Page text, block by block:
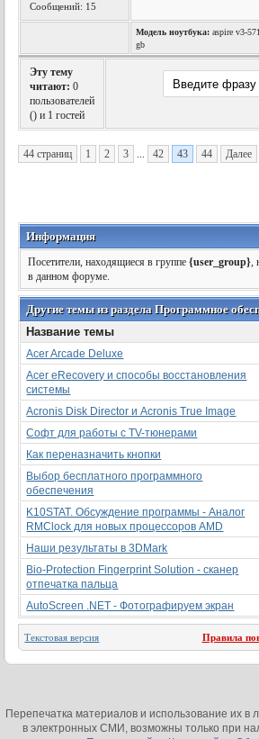
Сообщений: 15
Модель ноутбука: aspire v3-
gb
Эту тему
читают: 0
пользователей
() и 1 гостей
44 страниц 1 2 3 ... 42 43 44 Далее
Информация
Посетители, находящиеся в группе{user_group},
в данном форуме.
Другие темы из раздела Программное
Название темы
Acer Arcade Deluxe
Acer eRecovery и способы восстановления
системы
Acronis Disk Director и Acronis True Image
Софт для работы с TV-тюнерами
Как переназначить кнопки
Выбор бесплатного программного
обеспечения
K10STAT. Обсуждение программы - Аналог
RMClock для новых процессоров AMD
Наши результаты в 3DMark
Bio-Protection Fingerprint Solution - сканер
отпечатка пальца
AutoScreen .NET - Фотографируем экран
Текстовая версия Правила
Перепечатка материалов и использование их в
в электронных СМИ, возможны только при